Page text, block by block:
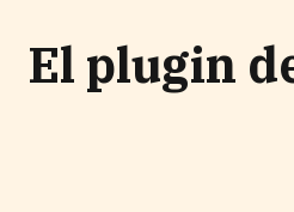
El plugin